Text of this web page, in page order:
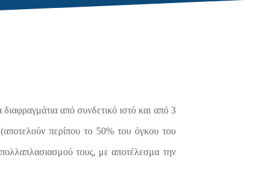
από συνδετικό ιστό και από 3
περίπου το 50% του όγκου του
τους, με αποτέλεσμα την